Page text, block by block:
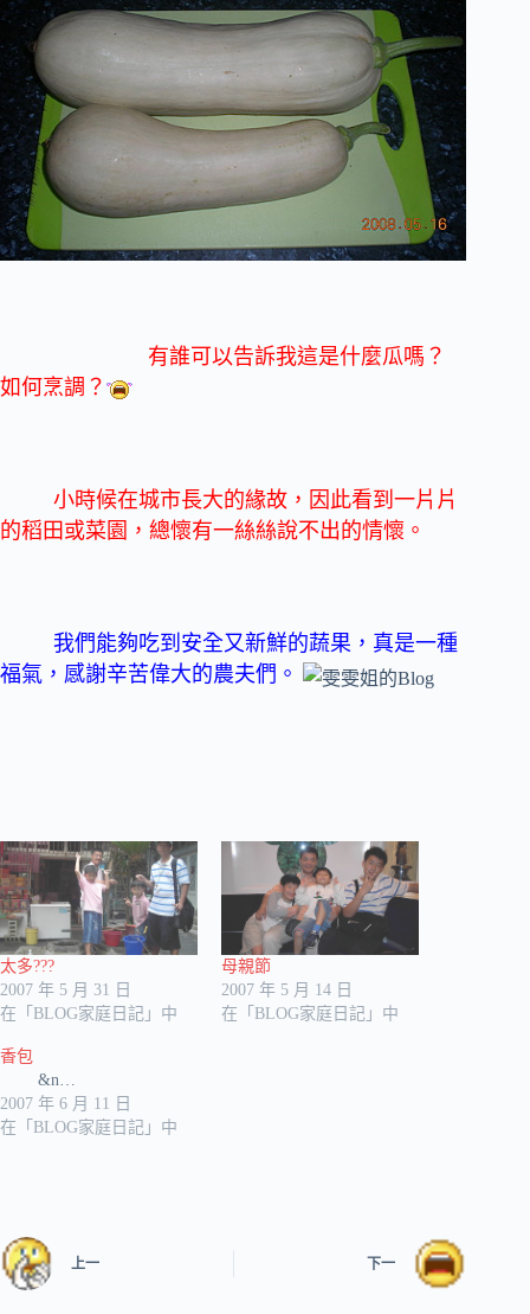
有誰可以告訴我這是什麼瓜嗎？
如何烹調？
小時候在城市長大的緣故，因此看到 一片片
的稻田或菜園，總懷有一絲絲說不出的情懷。
我們能夠吃到安全又新鮮的蔬果，真是一種
福氣，感謝辛苦偉大的農夫們。
太多???
2007 年 5 月 31 日
在「BLOG家庭日記」中
母親節
2007 年 5 月 14 日
在「BLOG家庭日記」中
香包
&n…
2007 年 6 月 11 日
在「BLOG家庭日記」中
上一 下一